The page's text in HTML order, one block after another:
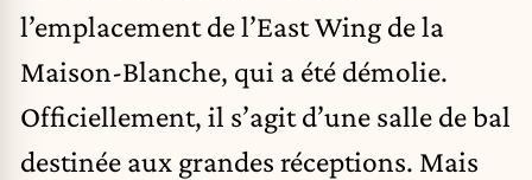
l’emplacement de l’East Wing de la
Maison-Blanche, qui a été démolie.
Officiellement, il s’agit d’une salle de bal
destinée aux grandes réceptions. Mais